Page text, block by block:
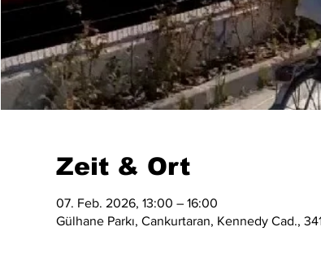
Zeit & Ort
07. Feb. 2026, 13:00 – 16:00
Gülhane Parkı, Cankurtaran, Kennedy Cad.,